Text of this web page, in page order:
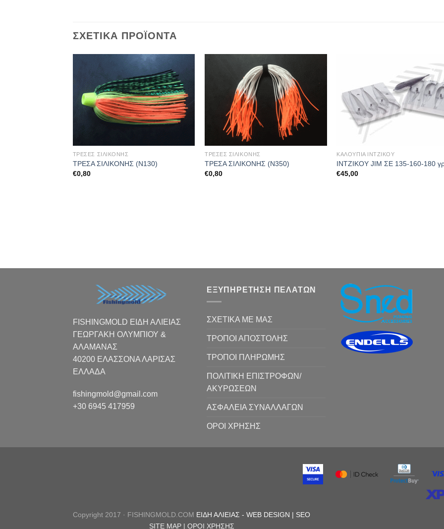
ΣΧΕΤΙΚΆ ΠΡΟΪΌΝΤΑ
ΤΡΕΣΕΣ ΣΙΛΙΚΟΝΗΣ
ΤΡΕΣΑ ΣΙΛΙΚΟΝΗΣ (Ν130)
€0,80
ΤΡΕΣΕΣ ΣΙΛΙΚΟΝΗΣ
ΤΡΕΣΑ ΣΙΛΙΚΟΝΗΣ (Ν350)
€0,80
ΚΑΛΟΥΠΙΑ ΙΝΤΖΙΚΟΥ
ΙΝΤΖΙΚΟΥ JIM ΣΕ 135-160-180
€45,00
FISHINGMOLD ΕΙΔΗ ΑΛΙΕΙΑΣ
ΓΕΩΡΓΑΚΗ ΟΛΥΜΠΙΟΥ &
ΑΛΑΜΑΝΑΣ
40200 ΕΛΑΣΣΟΝΑ ΛΑΡΙΣΑΣ
EΛΛΑΔΑ
fishingmold@gmail.com
+30 6945 417959
ΕΞΥΠΗΡΕΤΗΣΗ ΠΕΛΑΤΩΝ
ΣΧΕΤΙΚΑ ΜΕ ΜΑΣ
ΤΡΟΠΟΙ ΑΠΟΣΤΟΛΗΣ
ΤΡΟΠΟΙ ΠΛΗΡΩΜΗΣ
ΠΟΛΙΤΙΚΗ ΕΠΙΣΤΡΟΦΩΝ/
ΑΚΥΡΩΣΕΩΝ
ΑΣΦΑΛΕΙΑ ΣΥΝΑΛΛΑΓΩΝ
ΟΡΟΙ ΧΡΗΣΗΣ
Copyright 2017 · FISHINGMOLD.COM ΕΙΔΗ ΑΛΙΕΙΑΣ - WEB DESIGN | SEO
SITE MAP | ΟΡΟΙ ΧΡΗΣΗΣ